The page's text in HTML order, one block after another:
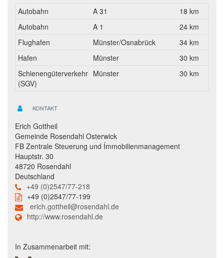
Autobahn A 31
18 km
Autobahn
A 1
24 km
Flughafen
Münster/Osnabrück
34 km
Hafen
Münster
30 km
Schienengüterverkehr
(SGV)
Münster 30 km
KONTAKT
Erich Gottheil
Gemeinde Rosendahl Osterwick
FB Zentrale Steuerung und Ímmobilienmanagement
Hauptstr. 30
48720 Rosendahl
Deutschland
+49 (0)2547/77-218
+49 (0)2547/77-199
erich.gottheil@rosendahl.de
http://www.rosendahl.de
In Zusammenarbeit mit: